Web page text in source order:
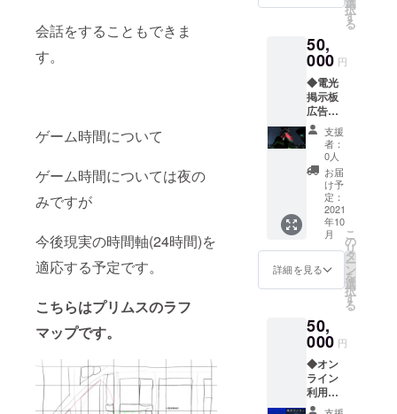
会話をすることもできま
す。
ゲーム時間について
ゲーム時間については夜の
みですが
今後現実の時間軸(24時間)を
適応する予定です。
こちらはプリムスのラフ
マップです。
券1ヶ月
分(有効
期限
2022年
10月1日
まで) ※
オンラ
イン利
用券と
空き部
屋利用
券、壁
紙デー
タは
メール
にてお
届けい
ナルス
テッ
リムス
内の
キャラ
限定ア
の受け
取り方
法につ
いては
正式リ
リース
が配信
される1
週間前
に受け
取り方
法を記
載した
メール
を送ら
せてい
ただき
択
す
る
50,
000 円
◆電光
掲示板
広告出
稿1か月
分 ディ
スプレ
イ小×4
セント
ラルタ
ワーに
設置し
てある4
つの
ディス
プレイ
に動画
か月間
映すこ
とがで
きま
す。 ※
広告
データ
支援
者：
0人
お届
け予
定：
2021
年10
月
詳細を見る
こ
の
リ
タ
ー
ン
を
選
択
す
る
50,
000 円
◆オン
ライン
利用券
12か月